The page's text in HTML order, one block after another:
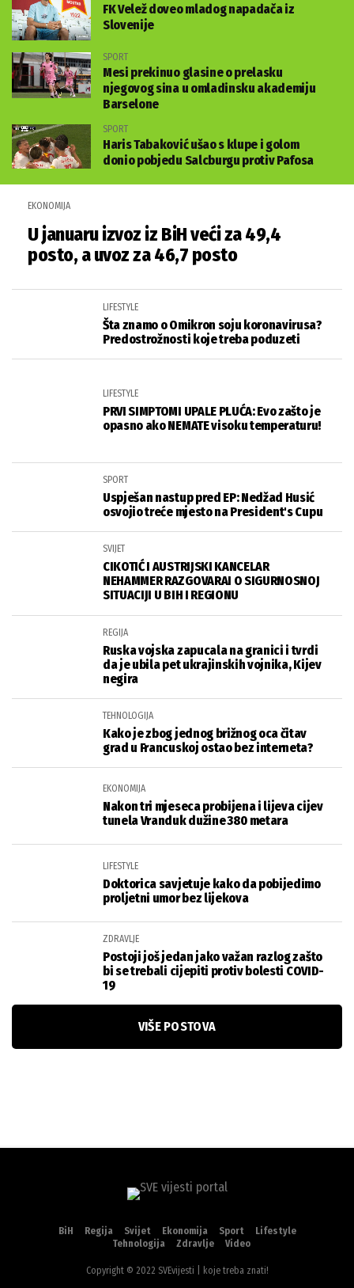
FK Velež doveo mladog napadača iz
Slovenije
SPORT
Mesi prekinuo glasine o prelasku
njegovog sina u omladinsku akademiju
Barselone
SPORT
Haris Tabaković ušao s klupe i golom
donio pobjedu Salcburgu protiv Pafosa
EKONOMIJA
U januaru izvoz iz BiH veći za 49,4
posto, a uvoz za 46,7 posto
LIFESTYLE
Šta znamo o Omikron soju koronavirusa?
Predostrožnosti koje treba poduzeti
PRVI SIMPTOMI UPALE PLUĆA: Evo zašto je
opasno ako NEMATE visoku temperaturu!
Uspješan nastup pred EP: Nedžad Husić
osvojio treće mjesto na President's Cupu
SVIJET
CIKOTIĆ I AUSTRIJSKI KANCELAR
NEHAMMER RAZGOVARAI O SIGURNOSNOJ
SITUACIJI U BIH I REGIONU
REGIJA
Ruska vojska zapucala na granici i tvrdi
da je ubila pet ukrajinskih vojnika, Kijev
negira
TEHNOLOGIJA
Kako je zbog jednog brižnog oca čitav
grad u Francuskoj ostao bez interneta?
EKONOMIJA
Nakon tri mjeseca probijena i lijeva cijev
LIFESTYLE
proljetni umor bez lijekova
ZDRAVLJE
Postoji još jedan jako važan razlog zašto
bi se trebali cijepiti protiv bolesti COVID-
19
VIŠE POSTOVA
Tehnologija
Zdravlje Video